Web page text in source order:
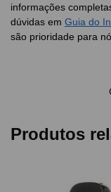
informações
dúvidas em Guia do
são prioridade para
Produtos